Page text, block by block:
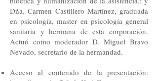
Dña. Carmen Castillero Martínez, graduada
en psicología, master en psicología general
sanitaria y hermana de esta corporación.
Actuó como moderador D. Miguel Bravo
Nevado, secretario de la hermandad.
Acceso al contenido de la presentación: